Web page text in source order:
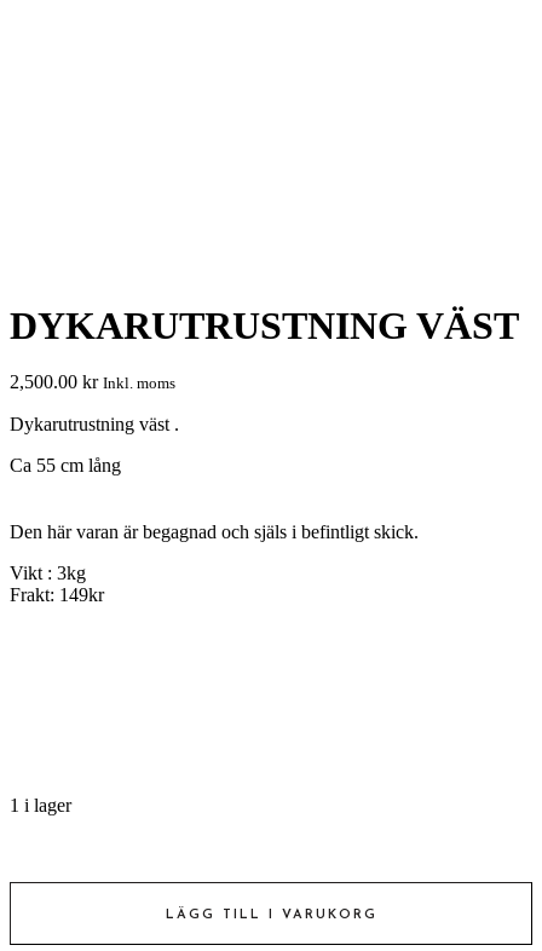
DYKARUTRUSTNING VÄST
2,500.00 kr Inkl. moms
Dykarutrustning väst .
Ca 55 cm lång
Den här varan är begagnad och själs i befintligt skick.
Vikt : 3kg
Frakt: 149kr
1 i lager
LÄGG TILL I VARUKORG